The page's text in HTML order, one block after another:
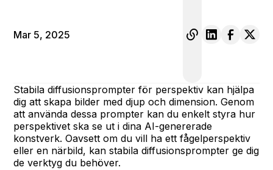
Mar 5, 2025
Stabila diffusionsprompter för perspektiv kan hjälpa
dig att skapa bilder med djup och dimension. Genom
att använda dessa prompter kan du enkelt styra hur
perspektivet ska se ut i dina AI-genererade
konstverk. Oavsett om du vill ha ett fågelperspektiv
eller en närbild, kan stabila diffusionsprompter ge dig
de verktyg du behöver.